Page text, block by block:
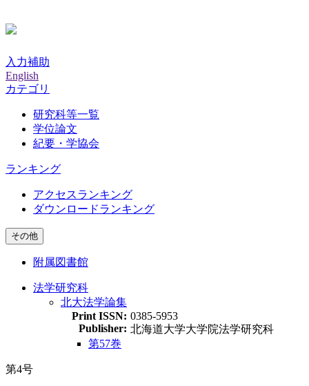
入力補助
English
カテゴリ
研究科等一覧
学位論文
紀要・学協会
ランキング
アクセスランキング
ダウンロードランキング
その他
附属図書館
法学研究科
北大法学論集
Print ISSN: 0385-5953
Publisher: 北海道大学大学院法学研究科
第57巻
第4号